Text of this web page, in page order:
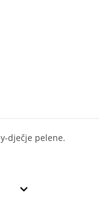
dječje pelene.